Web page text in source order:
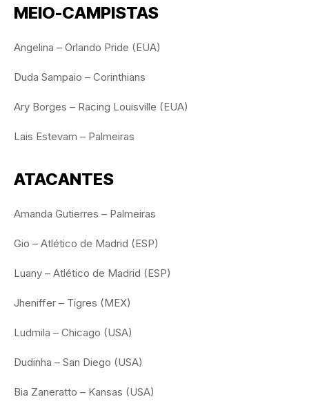
MEIO-CAMPISTAS
Angelina – Orlando Pride (EUA)
Duda Sampaio – Corinthians
Ary Borges – Racing Louisville (EUA)
Lais Estevam – Palmeiras
ATACANTES
Amanda Gutierres – Palmeiras
Gio – Atlético de Madrid (ESP)
Luany – Atlético de Madrid (ESP)
Jheniffer – Tigres (MEX)
Ludmila – Chicago (USA)
Dudinha – San Diego (USA)
Bia Zaneratto – Kansas (USA)